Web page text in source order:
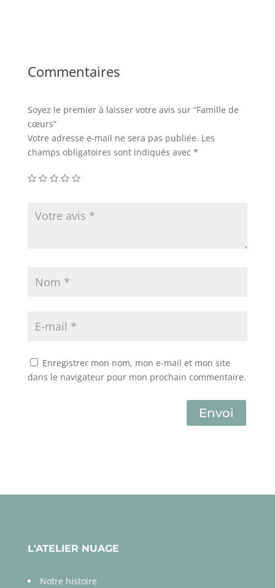
Commentaires
Soyez le premier à laisser votre avis sur “Famille de
cœurs”
Votre adresse e-mail ne sera pas publiée. Les
champs obligatoires sont indiqués avec *
Enregistrer mon nom, mon e-mail et mon site
dans le navigateur pour mon prochain commentaire.
Envoi
L'ATELIER NUAGE
Notre histoire